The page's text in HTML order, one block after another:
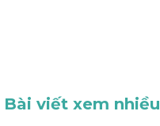
Bài viết xem nhiều